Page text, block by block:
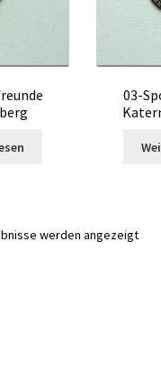
03-
werden angezeigt